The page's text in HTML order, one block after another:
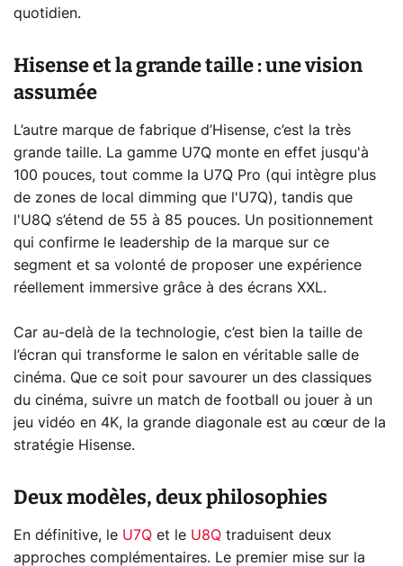
quotidien.
Hisense et la grande taille : une vision
assumée
L’autre marque de fabrique d’Hisense, c’est la très
grande taille. La gamme U7Q monte en effet jusqu'à
100 pouces, tout comme la U7Q Pro (qui intègre plus
de zones de local dimming que l'U7Q), tandis que
l'U8Q s’étend de 55 à 85 pouces. Un positionnement
qui confirme le leadership de la marque sur ce
segment et sa volonté de proposer une expérience
réellement immersive grâce à des écrans XXL.
Car au-delà de la technologie, c’est bien la taille de
l’écran qui transforme le salon en véritable salle de
cinéma. Que ce soit pour savourer un des classiques
du cinéma, suivre un match de football ou jouer à un
jeu vidéo en 4K, la grande diagonale est au cœur de la
stratégie Hisense.
Deux modèles, deux philosophies
En définitive, le U7Q et le U8Q traduisent deux
approches complémentaires. Le premier mise sur la